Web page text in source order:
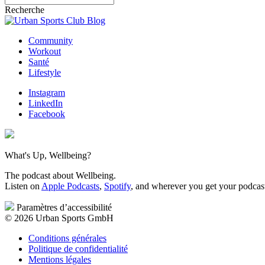
:Recherche
Community
Workout
Santé
Lifestyle
Instagram
LinkedIn
Facebook
What's Up, Wellbeing?
The podcast about Wellbeing.
Listen on Apple Podcasts, Spotify, and wherever you get your
Paramètres d’accessibilité
© 2026 Urban Sports GmbH
Conditions générales
Politique de confidentialité
Mentions légales